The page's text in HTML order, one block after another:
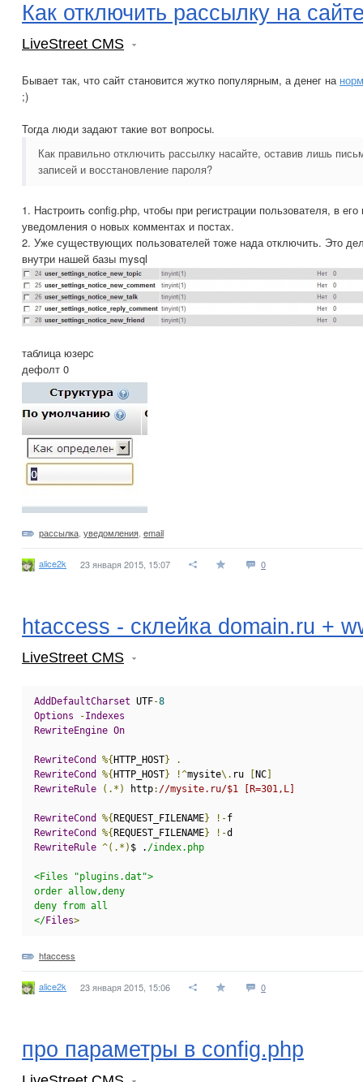
Как отключить рассылку на
LiveStreet CMS
Бывает так, что сайт становится жутко популярным, а денег на
;)
Тогда люди задают такие вот вопросы.
Как правильно отключить рассылку насайте, оставив лишь
записей и восстановление пароля?
1. Настроить config.php, чтобы при регистрации пользователя, в
уведомления о новых комментах и постах.
2. Уже существующих пользователей тоже нада отключить. Это
внутри нашей базы mysql
таблица юзерс
дефолт 0
рассылка уведомления email
alice2k 23 января 2015, 15:07 0
htaccess - склейка domain.ru +
LiveStreet CMS
AddDefaultCharset UTF-8
Options
-Indexes
RewriteEngine On
RewriteCond %{ HTTP_HOST}
.
RewriteCond
%{ HTTP_HOST} !^mysite\. ru NC
RewriteRule
(.*) http: //mysite.ru/$1 [R=301,L]
RewriteCond %{ REQUEST_FILENAME} !-f
RewriteCond
%{ REQUEST_FILENAME} !-d
RewriteRule ^(.*) $ . /index.php
<Files "plugins.dat">
order allow,deny
deny from all
</Files>
htaccess
alice2k 23 января 2015, 15:06 0
про параметры в config.php